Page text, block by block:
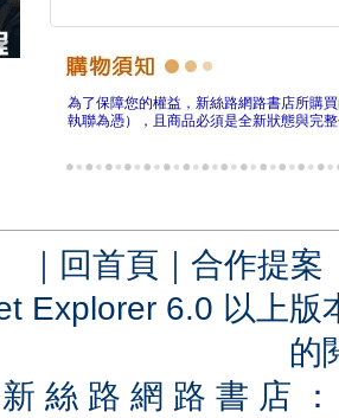
為了保障您的權益，新絲路網路書店所購
執聯為憑），且商品必須是全新狀態與完
｜ 回首頁 ｜ 合作提案
Explorer 6.0 以上
的
新 絲 路 網 路 書 店